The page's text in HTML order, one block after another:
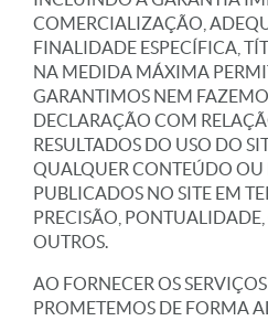
COMERCIALIZAÇÃO,
FINALIDADE ESPECÍFICA,
NA MEDIDA MÁXIMA
GARANTIMOS NEM
DECLARAÇÃO COM
RESULTADOS DO USO DO
QUALQUER CONTEÚDO OU
PUBLICADOS NO SITE EM
PRECISÃO,
OUTROS.
AO FORNECER OS
PROMETEMOS DE FORMA